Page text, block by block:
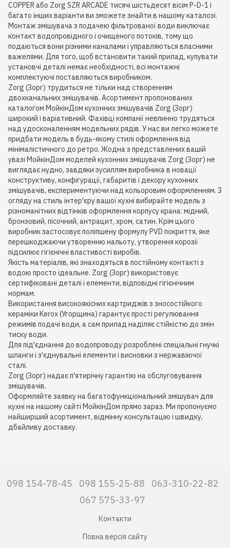
COPPER або Zorg SZR ARCADE тисячі шістьдесят вісім P-D-1 і
багато інших варіанти ви зможете знайти в нашому каталозі.
Монтаж змішувача з подачею фільтрованої води виключає
контакт водопровідного і очищеного потоків, тому що
подаються вони різними каналами і управляються власними
важелями. Для того, щоб встановити такий прилад, купувати
установчі деталі немає необхідності, всі монтажні
комплектуючі поставляються виробником.
Zorg (Зорг) трудиться не тільки над створенням
двохканальних змішувачів. Асортимент пропонованих
каталогом МойкінДом кухонних змішувачів Zorg (Зорг)
широкий і варіативний. Фахівці компанії невпинно трудяться
над удосконаленням модельних рядів. У нас ви легко можете
придбати модель в будь-якому стилі оформлення від
мінімалістичного до ретро. Жодна з представлених вашій
увазі МойкінДом моделей кухонних змішувачів Zorg (Зорг) не
виглядає нудно, завдяки зусиллям виробника в новації
конструктиву, конфігурації, габаритів і декору кухонних
змішувачів, експериментуючи над кольоровим оформленням. З
огляду на стиль інтер'єру вашої кухні вибирайте модель з
різноманітних відтінків оформлення корпусу крана: мідний,
бронзовий, пісочний, антрацит, хром, сатин. Крім цього
виробник застосовує поліпшену формулу PVD покриття, яке
перешкоджаючи утворенню нальоту, утворення корозії
підсилює гігієнічні властивості виробів.
Якість матеріалів, які знаходяться в постійному контакті з
водою просто ідеальне. Zorg (Зорг) використовує
сертифіковані деталі і елементи, відповідні гігієнічним
нормам.
Використання високоякісних картриджів з зносостійкого
кераміки Kerox (Угорщина) гарантує прості регулювання
режимів подачі води, а сам прилад наділяє стійкістю до змін
тиску води.
Для під'єднання до водопроводу розроблені спеціальні гнучкі
шланги і з'єднувальні елементи і висновки з нержавіючої
сталі.
Zorg (Зорг) надає п'ятирічну гарантію на обслуговування
змішувачів.
Оформляйте заявку на багатофункціональний змішувач для
кухні на нашому сайті МойкінДом прямо зараз. Ми пропонуємо
найширший асортимент, відмінну консультацію і швидку,
дбайливу доставку.
098 154-78-45 098 155-25-88
063-310-22-82
067 575-33-97
Контакти
Повна версія сайту